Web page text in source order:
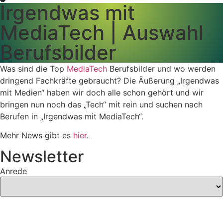
Irgendwas mit
MediaTech | Auswahl
Berufsbilder
Was sind die Top MediaTech Berufsbilder und wo werden
dringend Fachkräfte gebraucht? Die Äußerung „Irgendwas
mit Medien“ haben wir doch alle schon gehört und wir
bringen nun noch das „Tech“ mit rein und suchen nach
Berufen in „Irgendwas mit MediaTech“.
Mehr News gibt es hier.
Newsletter
Anrede